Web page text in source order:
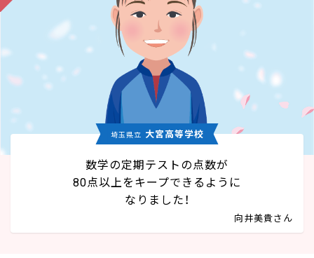
埼玉県立 大宮高等学校
数学の定期テストの点数が
80点以上をキープできるように
なりました！
向井美貴さん